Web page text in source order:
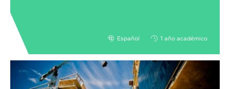
Español 1 año académico